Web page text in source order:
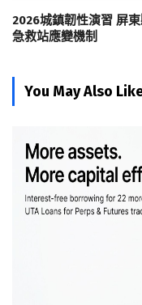
2026城鎮韌性演習 屏
急救站應變機制
You May Also